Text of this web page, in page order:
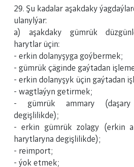
29. Şu kadalar aşakdaky
ulanylýar:
a) aşakdaky gümrük
harytlar üçin:
- erkin dolanyşyga goýbermek;
- gümrük çäginde gaýtadan
- erkin dolanyşyk üçin gaýtadan
- wagtlaýyn getirmek;
- gümrük ammary
degişlilikde);
- erkin gümrük zolagy (erkin
harytlaryna degişlilikde);
- reimport;
- ýok etmek;